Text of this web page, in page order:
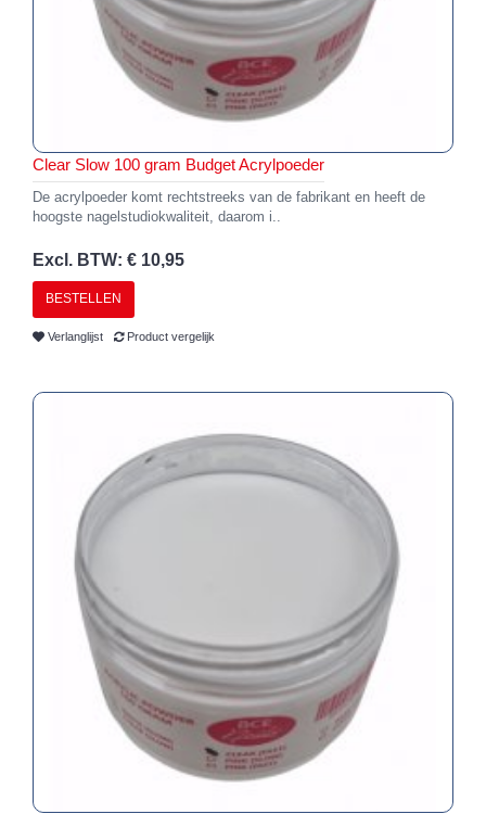
Clear Slow 100 gram Budget Acrylpoeder
De acrylpoeder komt rechtstreeks van de fabrikant en heeft de
hoogste nagelstudiokwaliteit, daarom i..
Excl. BTW: € 10,95
BESTELLEN
Verlanglijst Product vergelijk